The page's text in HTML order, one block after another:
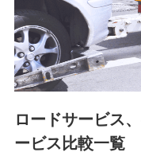
8.取引先個人情報
取引先としての選定
続き業務、取引管理業
のため
9.お問い合わせ情報
各種お問い合わせに対
ロードサービス
ービス比較一覧